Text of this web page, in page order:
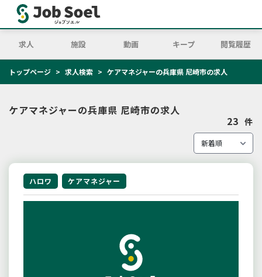
求人 施設 動画 キープ 閲覧履歴
トップページ 求人検索 ケアマネジャーの兵庫県 尼崎市の求人
ケアマネジャーの兵庫県 尼崎市の求人
23 件
ハロワ ケアマネジャー